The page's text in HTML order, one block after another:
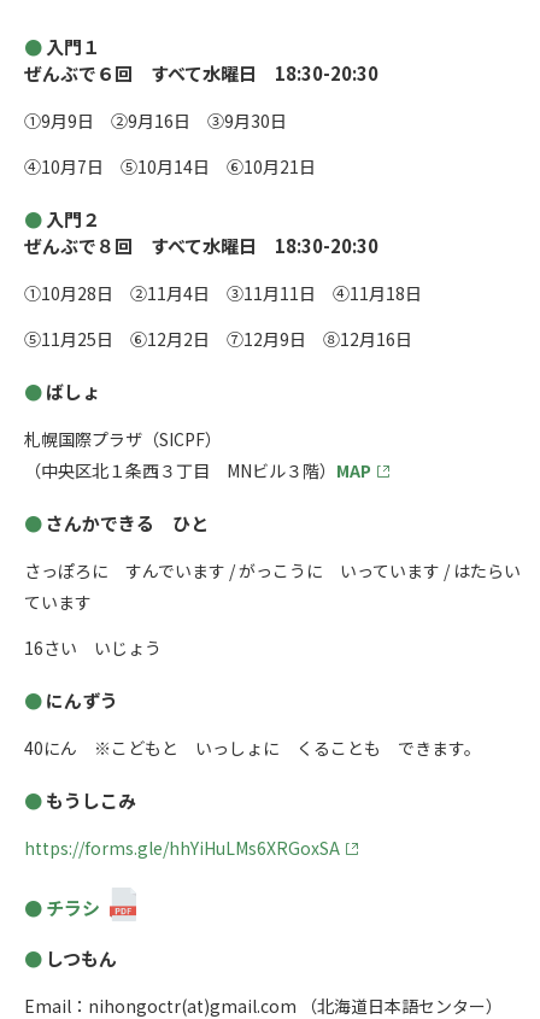
入門１
ぜんぶで６回 すべて水曜日 18:30-20:30
①9月9日 ②9月16日 ③9月30日
④10月7日 ⑤10月14日 ⑥10月21日
入門２
ぜんぶで８回 すべて水曜日 18:30-20:30
①10月28日 ②11月4日 ③11月11日 ④11月18日
⑤11月25日 ⑥12月2日 ⑦12月9日 ⑧12月16日
ばしょ
札幌国際プラザ（SICPF）
（中央区北１条西３丁目 MNビル３階） MAP
さんかできる ひと
さっぽろに すんでいます / がっこうに いっています / はたらい
ています
16さい いじょう
にんずう
40にん ※こどもと いっしょに くることも できます。
もうしこみ
https://forms.gle/hhYiHuLMs6XRGoxSA
チラシ
しつもん
Email：nihongoctr(at)gmail.com （北海道日本語センター）